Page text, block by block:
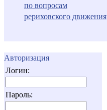
по вопросам
рериховского движения
Авторизация
Логин:
Пароль: